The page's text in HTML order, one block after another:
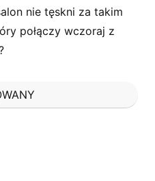
nie tęskni za takim
połączy ‌wczoraj z